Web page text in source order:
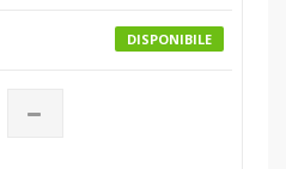
DISPONIBILE